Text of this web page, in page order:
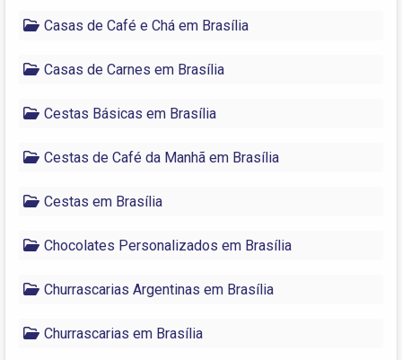
Casas de Café e Chá em Brasília
Casas de Carnes em Brasília
Cestas Básicas em Brasília
Cestas de Café da Manhã em Brasília
Cestas em Brasília
Chocolates Personalizados em Brasília
Churrascarias Argentinas em Brasília
Churrascarias em Brasília